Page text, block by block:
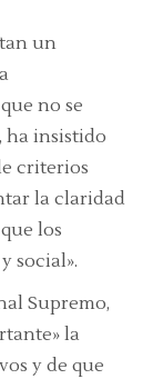
un
no se
ha insistido
criterios
la claridad
los
social».
Supremo,
la
y de que